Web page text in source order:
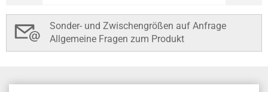
Sonder- und Zwischengrößen auf Anfrage
Allgemeine Fragen zum Produkt